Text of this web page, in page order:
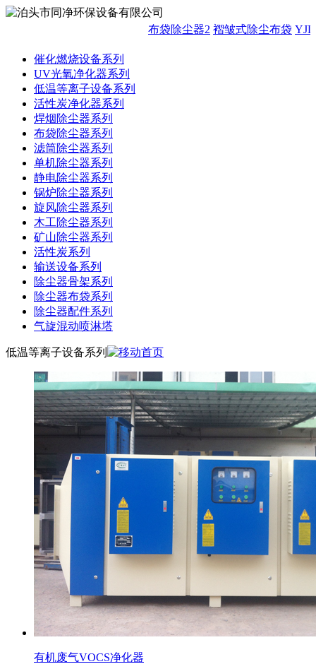
布袋除尘器2 褶皱式除尘布袋
催化燃烧设备系列
UV光氧净化器系列
低温等离子设备系列
活性炭净化器系列
焊烟除尘器系列
布袋除尘器系列
滤筒除尘器系列
单机除尘器系列
静电除尘器系列
锅炉除尘器系列
旋风除尘器系列
木工除尘器系列
矿山除尘器系列
活性炭系列
输送设备系列
除尘器骨架系列
除尘器布袋系列
除尘器配件系列
气旋混动喷淋塔
低温等离子设备系列
有机废气VOCS净化器